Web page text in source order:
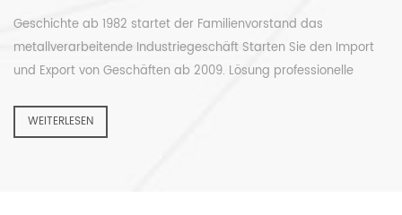
Geschichte ab 1982 startet der Familienvorstand das
metallverarbeitende Industriegeschäft Starten Sie den Import
und Export von Geschäften ab 2009. Lösung professionelle
mehr als 10 Zubehörfabriken, OEM und ODM akzeptabel
international l unsere Maschine und Teile exportieren zu mehr
WEITERLESEN